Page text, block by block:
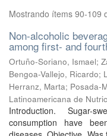
Mostrando ítems 90-109
Non-alcoholic
among first- and
Ortuño-Soriano, Ismael;
Bengoa-Vallejo, Ricardo;
Herranz, Marta; Posada-
Latinoamericana de
Introduction. Sugar-
consumption have